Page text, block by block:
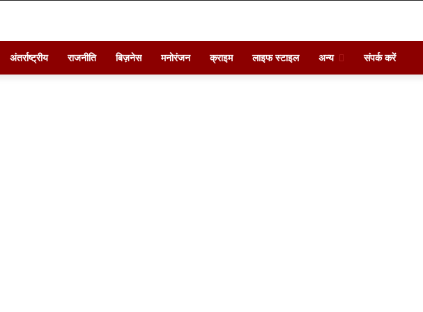
अंतर्राष्ट्रीय राजनीति बिज़नेस मनोरंजन क्राइम लाइफ स्टाइल अन्य संपर्क करें